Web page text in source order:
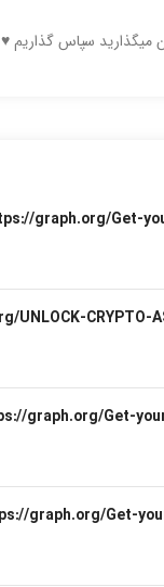
میگذارید سپاس گذاریم ♥️